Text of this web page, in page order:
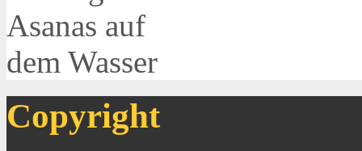
Copyright